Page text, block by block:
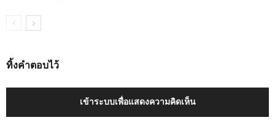
ทิ้งคำตอบไว้
เข้าระบบเพื่อแสดงความคิดเห็น